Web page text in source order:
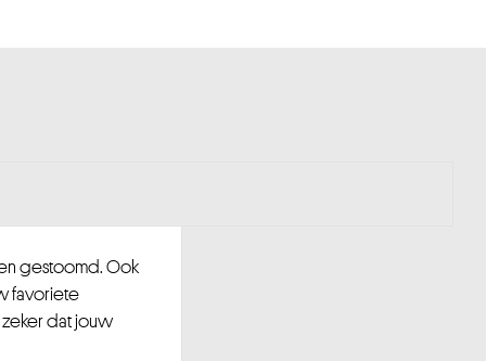
gestoomd. Ook
favoriete
dat jouw